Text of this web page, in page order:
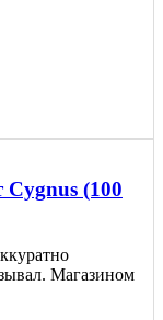
Cygnus (100
Магазином